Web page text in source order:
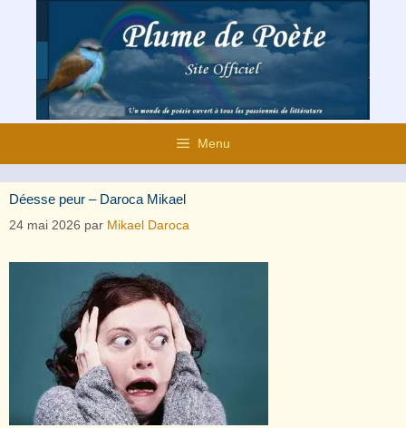
contenu
Menu
Déesse peur – Daroca Mikael
24 mai 2026 par Mikael Daroca